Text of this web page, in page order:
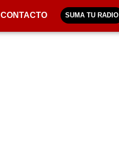
CONTACTO SUMA TU RADIO